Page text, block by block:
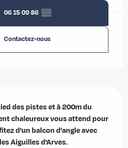
06 15 09 86 ▒▒
Contactez-nous
des pistes et à 200m du
chaleureux vous attend pour
d'un balcon d'angle avec
Aiguilles d'Arves.